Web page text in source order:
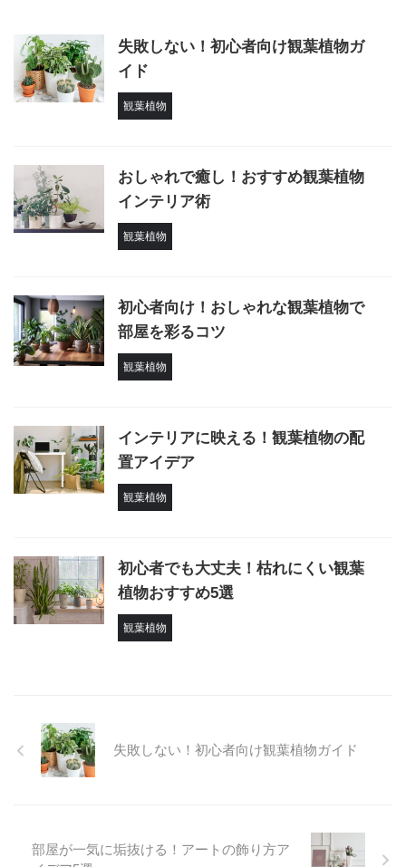
失敗しない！初心者向け観葉植物ガ
イド
観葉植物
おしゃれで癒し！おすすめ観葉植物
インテリア術
観葉植物
初心者向け！おしゃれな観葉植物で
部屋を彩るコツ
観葉植物
インテリアに映える！観葉植物の配
置アイデア
観葉植物
初心者でも大丈夫！枯れにくい観葉
植物おすすめ5選
観葉植物
失敗しない！初心者向け観葉植物ガイド
部屋が一気に垢抜ける！アートの飾り方ア